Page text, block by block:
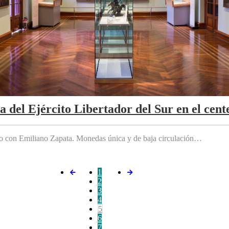
del Ejército Libertador del Sur en el
con Emiliano Zapata. Monedas única y de baja circulación…
1
2
3
4
5
6
7